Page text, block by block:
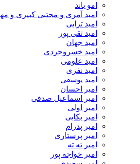
امو باند
امید آمری و مجتبی کبیری و مهدى مقدم
امید ترابی
امید تقی پور
امید جهان
امید خسروجردی
امید علومی
امید نفری
امید یوسفی
امیر احسان
امیر اسماعیل صدفی
امیر اولی
امیر بکایی
امیر پدرام
امیر پرستاری
امیر ته ته
امیر خواجه پور